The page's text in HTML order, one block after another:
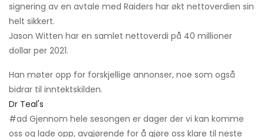
signering av en avtale med Raiders har økt nettoverdien sin
helt sikkert.
Jason Witten har en samlet nettoverdi på 40 millioner
dollar per 2021.
Han møter opp for forskjellige annonser, noe som også
bidrar til inntektskilden.
Dr Teal's
#ad Gjennom hele sesongen er dager der vi kan komme
oss og lade opp, avgjørende for å gjøre oss klare til neste